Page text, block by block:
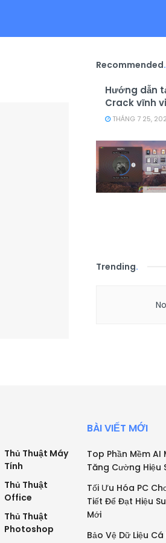
Recommended.
Hướng dẫn
Crack vĩnh
THÁNG 7 25,
Trending.
Thủ Thuật Máy
Tính
Thủ Thuật
Office
Thủ Thuật
Photoshop
BÀI VIẾT MỚI
Top Phần Mềm AI
Tăng Cường Hiệu
Tối Ưu Hóa PC
Tiết Để Đạt Hiệu
Mới
Bảo Vệ Dữ Liệu